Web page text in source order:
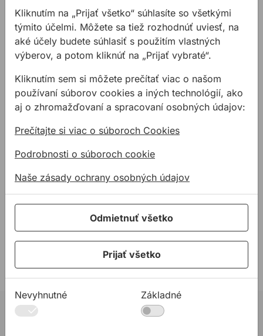
Zvierka stolárska drevená 2000mm
Kód: TE202042
Popis
Vlastnosti:
Svorku možno použiť na lepenú plochu o veľkosti
3 kp / cm2)
Pevné a posuvné rameno podpery je vyrobené z
veľmi kvalitného materiálu podľa normy EN
10025-2
Povrchová úprava je riešená ochranným náterom
Skrutka TR 18 x 4 je vybavená konzervačným
náterom
02 623 10 920
Kliknutím na „Prijať všetko“ súhlasíte so všetkými
týmito účelmi. Môžete sa tiež rozhodnúť uviesť, na
aké účely budete súhlasiť s použitím vlastných
výberov, a potom kliknúť na „Prijať vybraté“.
Kliknutím sem si môžete prečítať viac o našom
používaní súborov cookies a iných technológií, ako
aj o zhromažďovaní a spracovaní osobných údajov:
Prečítajte si viac o súboroch Cookies
Podrobnosti o súboroch cookie
Naše zásady ochrany osobných údajov
Odmietnuť všetko
Prijať všetko
Nevyhnutné Základné